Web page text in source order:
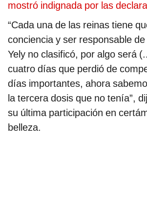
mostró indignada por las
“Cada una de las reinas tiene
conciencia y ser responsable
Yely no clasificó, por algo será
cuatro días que perdió de
días importantes, ahora
la tercera dosis que no tenía”,
su última participación en
belleza.